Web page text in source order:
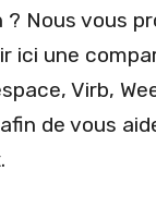
? Nous vous
ici une
Virb,
de vous